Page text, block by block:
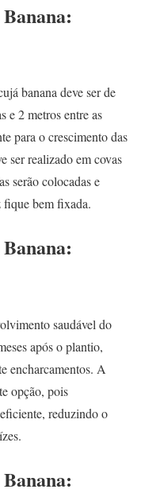
banana deve ser de
e 2 metros entre as
para o crescimento das
ser realizado em covas
serão colocadas e
fique bem fixada.
saudável do
após o plantio,
encharcamentos. A
opção, pois
reduzindo o